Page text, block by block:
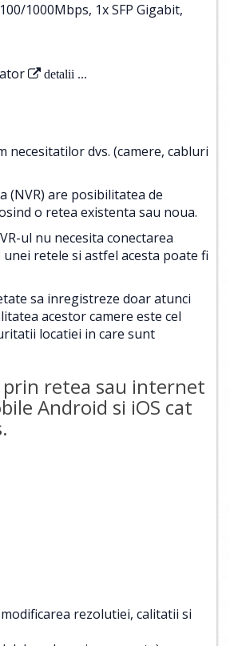
1000Mbps, 1x SFP Gigabit,
detalii ...
necesitatilor dvs. (camere, cabluri
(NVR) are posibilitatea de
o retea existenta sau noua.
ul nu necesita conectarea
retele si astfel acesta poate fi
sa inregistreze doar atunci
acestor camere este cel
locatiei in care sunt
prin retea sau internet
Android si iOS cat
rezolutiei, calitatii si